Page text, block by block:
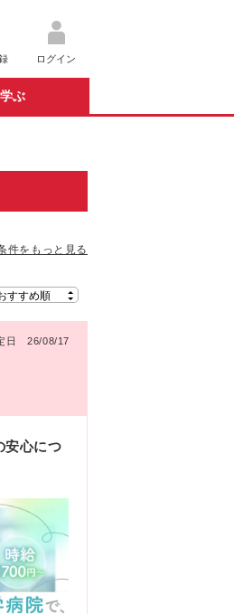
ログイン
ぶ
件をもっと見る
日 26/08/17
安心につ